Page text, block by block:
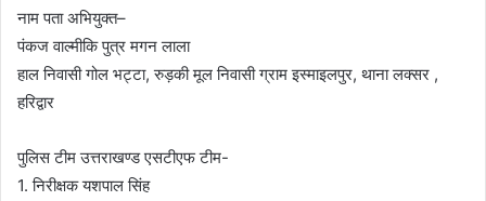
नाम पता अभियुक्त–
पंकज वाल्मीकि पुत्र मगन लाला
हाल निवासी गोल भट्टा, रुड़की मूल निवासी ग्राम इस्माइलपुर, थाना लक्सर ,
हरिद्वार
पुलिस टीम उत्तराखण्ड एसटीएफ टीम-
1. निरीक्षक यशपाल सिंह